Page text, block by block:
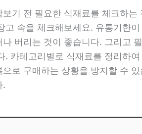
보기 전 필요한 식재료를 체크하
고 속을 체크해보세요. 유통기한
버리는 것이 좋습니다. 그리고
. 카테고리별로 식재료를 정리하
로 구매하는 상황을 방지할 수
.